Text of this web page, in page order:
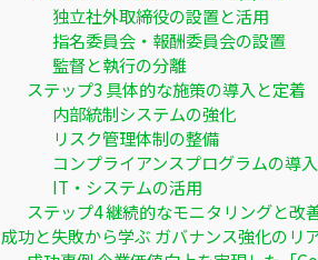
独立社外取締役の設置と活用
指名委員会・報酬委員会の設置
監督と執行の分離
ステップ3 具体的な施策の導入と定着
内部統制システムの強化
リスク管理体制の整備
コンプライアンスプログラムの導入
IT・システムの活用
ステップ4 継続的なモニタリングと改
成功と失敗から学ぶ ガバナンス強化のリ